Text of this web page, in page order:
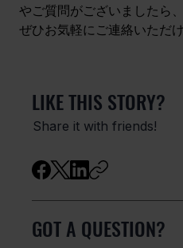
やご質問がございましたら
ぜひお気軽にご連絡いただ
LIKE THIS STORY?
Share it with friends!
GOT A QUESTION?